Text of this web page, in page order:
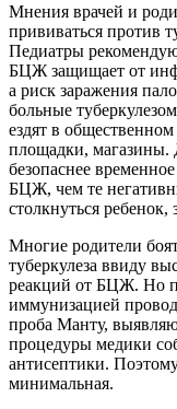
Мнения врачей и
прививаться против
Педиатры
БЦЖ защищает от
а риск заражения
больные
ездят в
площадки, магазины.
безопаснее
БЦЖ, чем те
столкнуться
Многие родители
туберкулеза ввиду
реакций от БЦЖ. Но
иммунизацией
проба Манту,
процедуры медики
антисептики.
минимальная.